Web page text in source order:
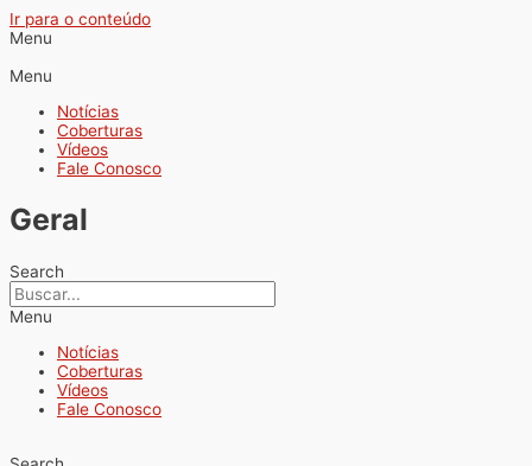
Ir para o conteúdo
Menu
Menu
Notícias
Coberturas
Vídeos
Fale Conosco
Geral
Search
Menu
Notícias
Coberturas
Vídeos
Fale Conosco